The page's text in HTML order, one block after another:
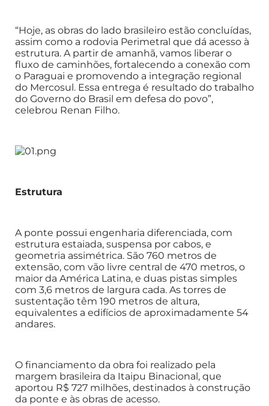
“Hoje, as obras do lado brasileiro estão concluídas,
assim como a rodovia Perimetral que dá acesso à
estrutura. A partir de amanhã, vamos liberar o
fluxo de caminhões, fortalecendo a conexão com
o Paraguai e promovendo a integração regional
do Mercosul. Essa entrega é resultado do trabalho
do Governo do Brasil em defesa do povo”,
celebrou Renan Filho.
Estrutura
A ponte possui engenharia diferenciada, com
estrutura estaiada, suspensa por cabos, e
geometria assimétrica. São 760 metros de
extensão, com vão livre central de 470 metros, o
maior da América Latina, e duas pistas simples
com 3,6 metros de largura cada. As torres de
sustentação têm 190 metros de altura,
equivalentes a edifícios de aproximadamente 54
andares.
O financiamento da obra foi realizado pela
margem brasileira da Itaipu Binacional, que
aportou R$ 727 milhões, destinados à construção
da ponte e às obras de acesso.